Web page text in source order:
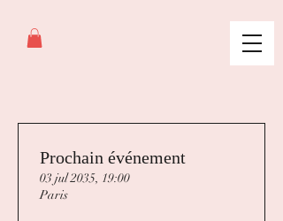
Prochain événement
03 jul 2035, 19:00
Paris